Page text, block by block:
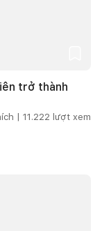
trở thành
| 11.222 lượt xem